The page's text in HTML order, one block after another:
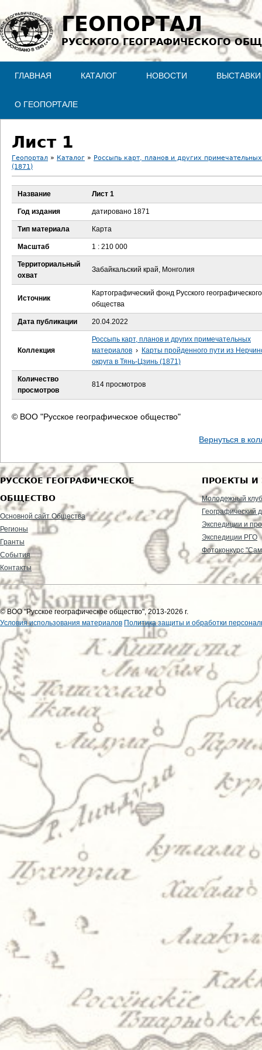
Jump to navigation
ГЕОПОРТАЛ
РУССКОГО ГЕОГРАФИЧЕСКОГО
ГЛАВНАЯ КАТАЛОГ НОВОСТИ ВЫСТАВКИ
О ГЕОПОРТАЛЕ
Лист 1
В
ы
з
д
ь
Геопортал » Каталог » Россыпь карт, планов и других
(1871)
Название Лист 1
Год издания датировано 1871
Тип материала Карта
Масштаб 1 : 210 000
Территориальный
охват
Забайкальский край, Монголия
Источник
Картографический фонд Русского географического
общества
Дата публикации 20.04.2022
Коллекция
Россыпь карт, планов и других примечательных
материалов › Карты пройденного пути из
округа в Тянь-Цзинь (1871)
Количество
просмотров
814 просмотров
© ВОО "Русское географическое общество"
Вернуться в
РУССКОЕ ГЕОГРАФИЧЕСКОЕ
ОБЩЕСТВО
Основной сайт Общества
Регионы
Гранты
События
Контакты
ПРОЕКТЫ И
Молодежный клуб
Географический
Экспедиции и
Экспедиции РГО
Фотоконкурс
© ВОО "Русское географическое общество", 2013-2026 г.
Условия использования материалов Политика защиты и обработки